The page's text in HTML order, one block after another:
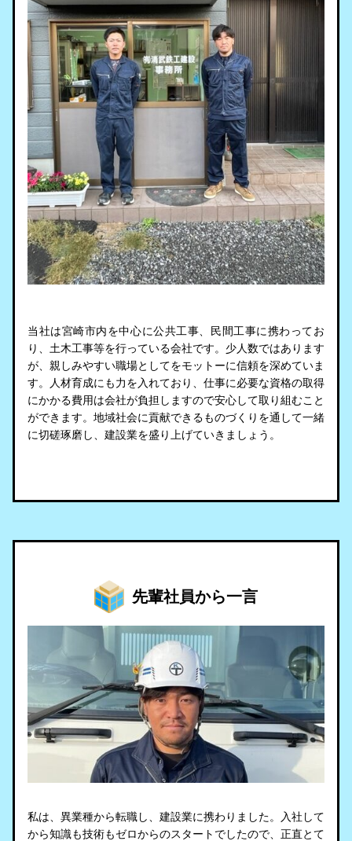
当社は宮崎市内を中心に公共工事、民間工事に携わってお
り、土木工事等を行っている会社です。少人数ではあります
が、親しみやすい職場としてをモットーに信頼を深めていま
す。人材育成にも力を入れており、仕事に必要な資格の取得
にかかる費用は会社が負担しますので安心して取り組むこと
ができます。地域社会に貢献できるものづくりを通して一緒
に切磋琢磨し、建設業を盛り上げていきましょう。
先輩社員から一言
私は、異業種から転職し、建設業に携わりました。入社して
から知識も技術もゼロからのスタートでしたので、正直とて